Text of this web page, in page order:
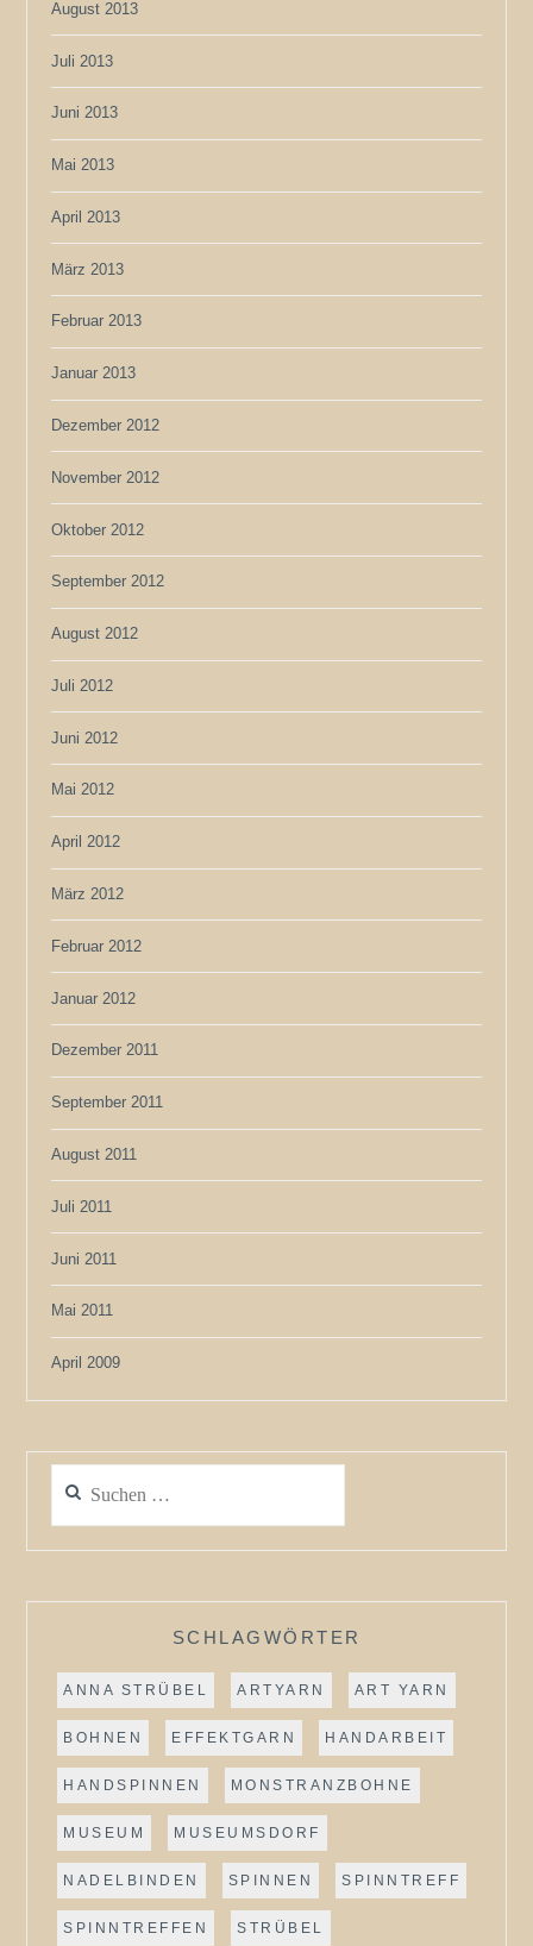
August 2013
Juli 2013
Juni 2013
Mai 2013
April 2013
März 2013
Februar 2013
Januar 2013
Dezember 2012
November 2012
Oktober 2012
September 2012
August 2012
Juli 2012
Juni 2012
Mai 2012
April 2012
März 2012
Februar 2012
Januar 2012
Dezember 2011
September 2011
August 2011
Juli 2011
Juni 2011
Mai 2011
April 2009
nach:
SCHLAGWÖRTER
ANNA STRÜBEL ARTYARN ART YARN
BOHNEN EFFEKTGARN HANDARBEIT
HANDSPINNEN MONSTRANZBOHNE
MUSEUM MUSEUMSDORF
NADELBINDEN SPINNEN SPINNTREFF
SPINNTREFFEN STRÜBEL